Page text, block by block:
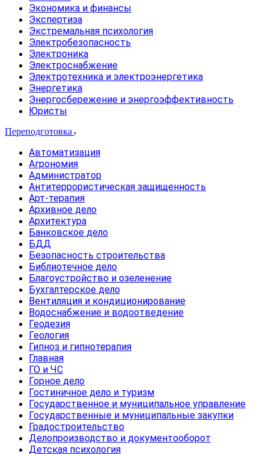
Экономика и финансы
Экспертиза
Экстремальная психология
Электробезопасность
Электроника
Электроснабжение
Электротехника и электроэнергетика
Энергетика
Энергосбережение и энергоэффективность
Юристы
Переподготовка
Автоматизация
Агрономия
Администратор
Антитеррористическая защищенность
Арт-терапия
Архивное дело
Архитектура
Банковское дело
БДД
Безопасность строительства
Библиотечное дело
Благоустройство и озеленение
Бухгалтерское дело
Вентиляция и кондиционирование
Водоснабжение и водоотведение
Геодезия
Геология
Гипноз и гипнотерапия
Главная
ГО и ЧС
Горное дело
Гостиничное дело и туризм
Государственное и муниципальное управление
Государственные и муниципальные закупки
Градостроительство
Делопроизводство и документооборот
Детская психология